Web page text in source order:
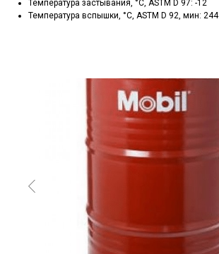
Температура застывания, °C, ASTM D 97: -12
Температура вспышки, °C, ASTM D 92, мин: 244